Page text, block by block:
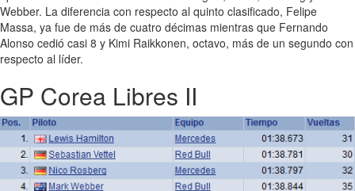
Webber. La diferencia con respecto al quinto clasificado, Felipe
Massa, ya fue de más de cuatro décimas mientras que Fernando
Alonso cedió casi 8 y Kimi Raikkonen, octavo, más de un segundo con
respecto al líder.
GP Corea Libres II